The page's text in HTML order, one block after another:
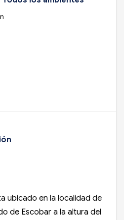
ubicado en la localidad de
de Escobar a la altura del